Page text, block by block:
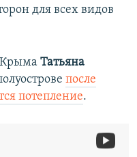
для всех видов
Крыма Татьяна
после
потепление.